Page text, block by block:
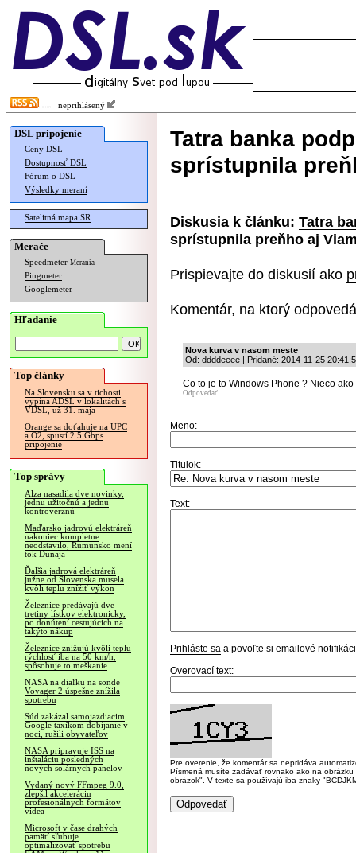
neprihlásený
DSL pripojenie
Ceny DSL
Dostupnosť DSL
Fórum o DSL
Výsledky meraní
Satelitná mapa SR
Merače
Speedmeter Merania
Pingmeter
Googlemeter
Hľadanie
Top články
Na Slovensku sa v tichosti
vypína ADSL v lokalitách s
VDSL, už 31. mája
Orange sa doťahuje na UPC
a O2, spustí 2.5 Gbps
pripojenie
Top správy
Alza nasadila dve novinky,
jednu užitočnú a jednu
kontroverznú
Maďarsko jadrovú elektráreň
nakoniec kompletne
neodstavilo, Rumunsko mení
tok Dunaja
Ďalšia jadrová elektráreň
južne od Slovenska musela
kvôli teplu znížiť výkon
Železnice predávajú dve
tretiny lístkov elektronicky,
po donútení cestujúcich na
takýto nákup
Železnice znižujú kvôli teplu
rýchlosť iba na 50 km/h,
spôsobuje to meškanie
NASA na diaľku na sonde
Voyager 2 úspešne znížila
spotrebu
Súd zakázal samojazdiacim
Google taxíkom dobíjanie v
noci, rušili obyvateľov
NASA pripravuje ISS na
inštaláciu posledných
nových solárnych panelov
Vydaný nový FFmpeg 9.0,
zlepšil akceleráciu
profesionálnych formátov
videa
Microsoft v čase drahých
pamätí sľubuje
optimalizovať spotrebu
Tatra banka
sprístupnila
Diskusia k článku: Tatra
sprístupnila preňho aj
Prispievajte do diskusií ako
Komentár, na ktorý
Nova kurva v nasom meste
Od: ddddeeee | Pridané: 2014-11-25
Co to je to Windows Phone ? Nieco ako
Odpovedať
Meno:
Titulok:
Text:
Prihláste sa a povoľte si emailové
Overovací text:
Pre overenie, že komentár sa nepridáva
Písmená musíte zadávať rovnako ako na
obrázok". V texte sa používajú iba znaky